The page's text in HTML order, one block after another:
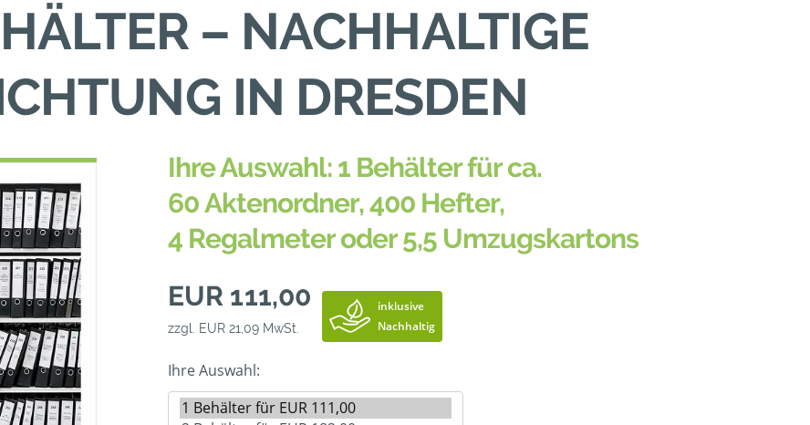
– NACHHALTIGE
IN DRESDEN
Ihre Auswahl: 1 Behälter für ca.
60 Aktenordner, 400 Hefter,
4 Regalmeter oder 5,5 Umzugskartons
EUR 111,00
zzgl. EUR 21,09 MwSt.
inklusive
Nachhaltig
Ihre Auswahl: